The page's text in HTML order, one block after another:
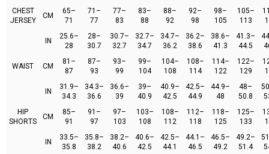
CHEST
JERSEY
CM
65–
71
71–
77
77–
83
83–
88
88–
92
92–
98
98–
105
105–
113
IN
25.6–
28
28–
30.7
30.7–
32.7
32.7–
34.7
34.7–
36.2
36.2–
38.6
38.6–
41.3
41.3–
44.5
WAIST CM
81–
87
87–
93
93–
99
99–
104
104–
108
108–
114
114–
122
122–
129
IN
31.9–
34.3
34.3–
36.6
36.6–
39
39–
40.9
40.9–
42.5
42.5–
44.9
44.9–
48
48–
50.8
HIP
SHORTS
CM
85–
91
91–
97
97–
103
103–
108
108–
112
112–
118
118–
125
125–
133
IN
33.5–
35.8
35.8–
38.2
38.2–
40.6
40.6–
42.5
42.5–
44.1
44.1–
46.5
46.5–
49.2
49.2–
51.4